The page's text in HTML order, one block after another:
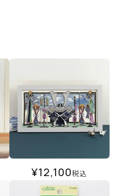
¥12,100税込